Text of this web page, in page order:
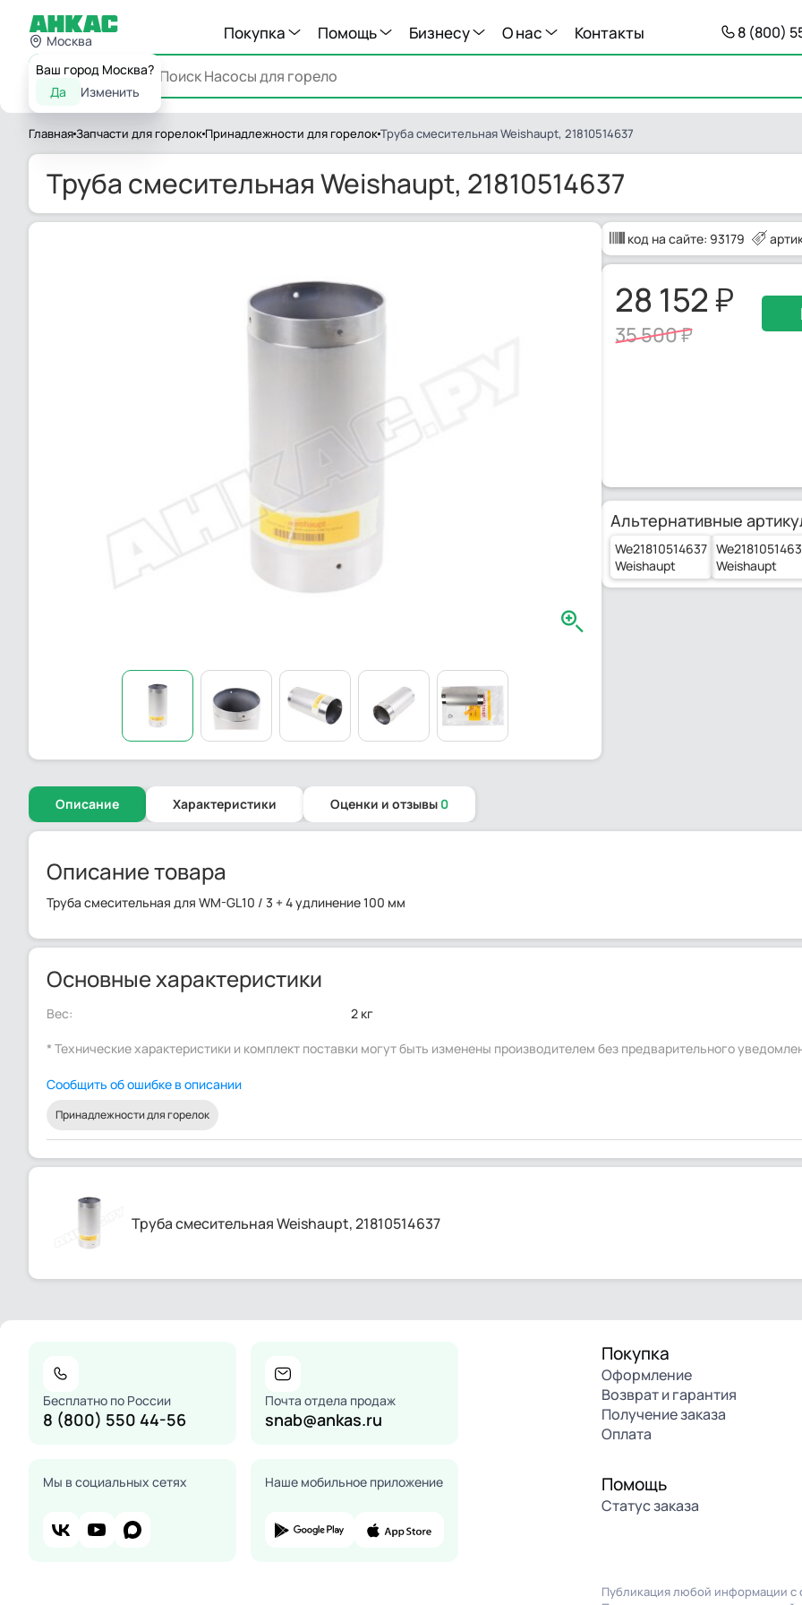
Москва
Ваш город Москва?
Да
Изменить
Покупка Помощь Бизнесу О нас Контакты 8 (800)
Каталог
ГлавнаяЗапчасти для горелок Принадлежности для горелокТруба смесительная Weishaupt, 21810514637
Труба смесительная Weishaupt, 21810514637
код на сайте: 93179
28 152
35 500
Альтернативные
We21810514637
Weishaupt
Weishaupt
Описание Характеристики Оценки и отзывы 0
Описание товара
Труба смесительная для WM-GL10 / 3 + 4 удлинение 100 мм
Основные характеристики
Вес: 2 кг
* Технические характеристики и комплект поставки могут быть изменены производителем без предварительного
Сообщить об ошибке в описании
Принадлежности для горелок
Труба смесительная Weishaupt, 21810514637
Бесплатно по России
8 (800) 550 44-56
Почта отдела продаж
snab@ankas.ru
Мы в социальных сетях Наше мобильное приложение
Покупка
Оформление
Возврат и гарантия
Получение заказа
Оплата
Помощь
Статус заказа
Публикация любой информации с